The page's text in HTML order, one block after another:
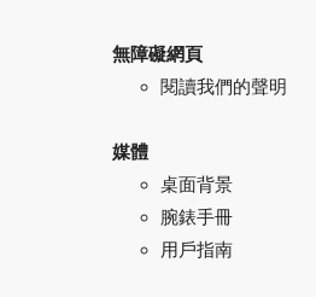
無障礙網頁
閱讀我們的聲明
媒體
桌面背景
腕錶手冊
用戶指南